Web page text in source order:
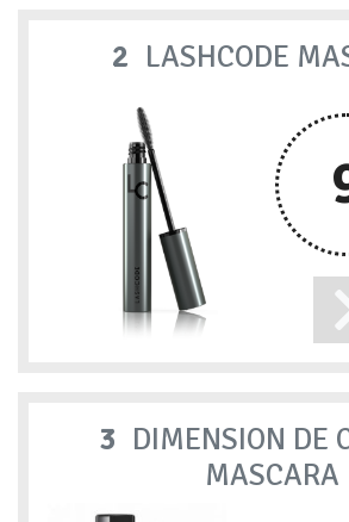
2 LASHCODE
3 DIMENSION DE
MASCARA